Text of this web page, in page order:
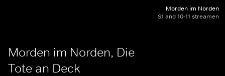
Morden im Norden
S1 and 10-11 streamen
Morden im Norden, Die
Tote an Deck